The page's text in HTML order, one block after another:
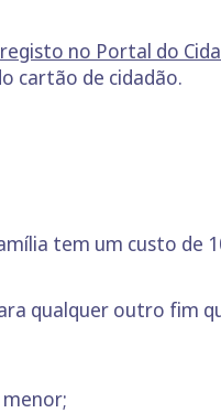
registo no Portal do
cartão de cidadão.
tem um custo de
qualquer outro fim